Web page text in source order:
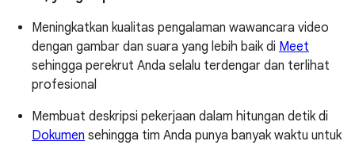
Meningkatkan kualitas pengalaman wawancara video
dengan gambar dan suara yang lebih baik di Meet
sehingga perekrut Anda selalu terdengar dan terlihat
profesional
Membuat deskripsi pekerjaan dalam hitungan detik di
Dokumen sehingga tim Anda punya banyak waktu untuk